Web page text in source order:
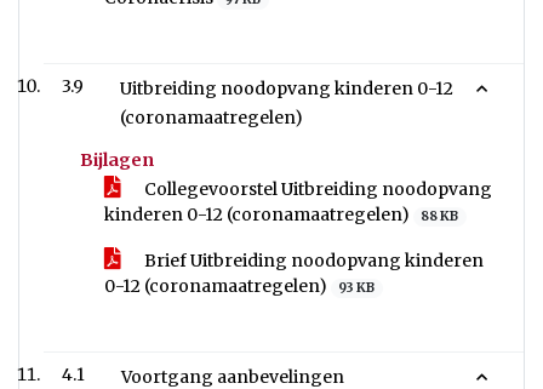
3.9
Uitbreiding noodopvang kinderen 0-12
(coronamaatregelen)
Bijlagen
Collegevoorstel Uitbreiding noodopvang
kinderen 0-12 (coronamaatregelen)
88 KB
Brief Uitbreiding noodopvang kinderen
0-12 (coronamaatregelen)
93 KB
4.1
Voortgang aanbevelingen